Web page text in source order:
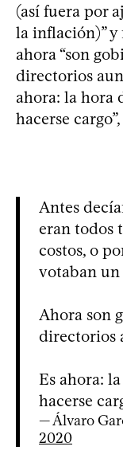
(así fuera por
la inflación)” y
ahora “son
directorios
ahora: la hora
hacerse
Antes
eran todos
costos, o
votaban
Ahora son
directorios
Es ahora:
hacerse
— Álvaro
2020